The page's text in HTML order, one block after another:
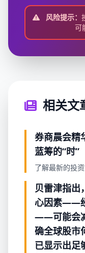
风险提示：
可
相关文
券商晨会精
蓝筹的“时”
了解最新的投
贝雷津指出
心因素——
——可能会
确全球股市
已显示出足